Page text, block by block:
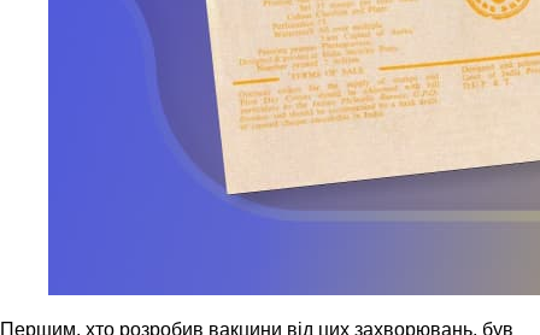
Першим, хто розробив вакцини від цих захворювань, був